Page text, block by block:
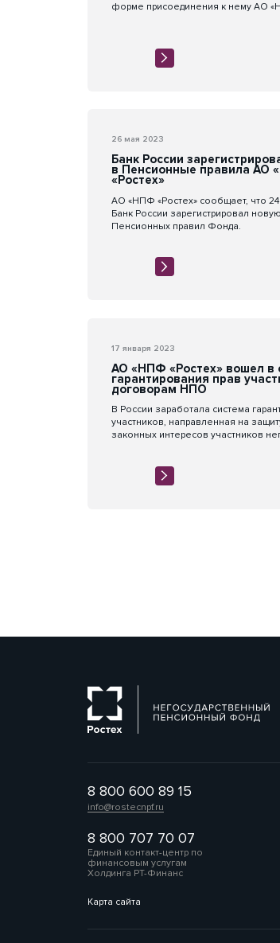
форме присоединения к нему АО
26 мая 2023
Банк России
в Пенсионные правила АО
«Ростех»
АО «НПФ «Ростех» сообщает, что
Банк России зарегистрировал
Пенсионных правил Фонда.
17 января 2023
АО «НПФ «Ростех» вошел в
гарантирования прав
договорам НПО
В России заработала система
участников, направленная на
законных интересов участников
8 800 600 89 15
info@rostecnpf.ru
8 800 707 70 07
Единый контакт-центр по
финансовым услугам
Холдинга РТ-Финанс
Карта сайта